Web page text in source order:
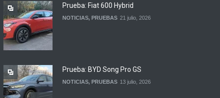
Prueba: Fiat 600 Hybrid
NOTICIAS, PRUEBAS 21 julio, 2026
Prueba: BYD Song Pro GS
NOTICIAS, PRUEBAS 13 julio, 2026